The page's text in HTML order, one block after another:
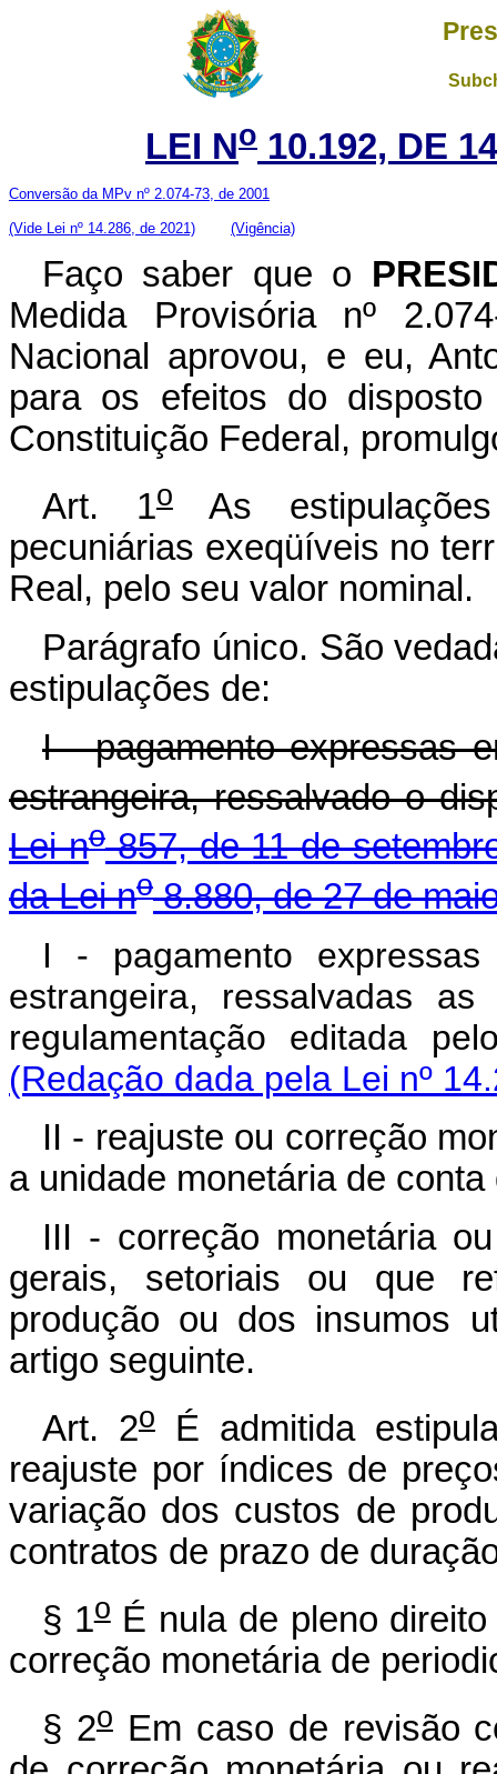
LEI No 10.192, DE
Conversão da MPv nº 2.074-73, de 2001
(Vide Lei nº 14.286, de 2021) (Vigência)
Faço saber que o
Medida Provisória nº
Nacional aprovou, e eu,
para os efeitos do
Constituição Federal,
Art. 1oAs
pecuniárias exeqüíveis no
Real, pelo seu valor nominal.
Parágrafo único. São
estipulações de:
I - pagamento expressas
estrangeira, ressalvado o
Lei no857, de 11 de
da Lei no8.880, de 27 de
I - pagamento
estrangeira, ressalvadas
regulamentação
(Redação dada pela Lei nº
II - reajuste ou correção
a unidade monetária de
III - correção monetária
gerais, setoriais ou que
produção ou dos insumos
artigo seguinte.
Art. 2oÉ admitida
reajuste por índices de
variação dos custos de
contratos de prazo de
§ 1oÉ nula de pleno direito
correção monetária de
§ 2oEm caso de revisão